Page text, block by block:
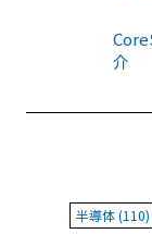
介
半導体 (110)